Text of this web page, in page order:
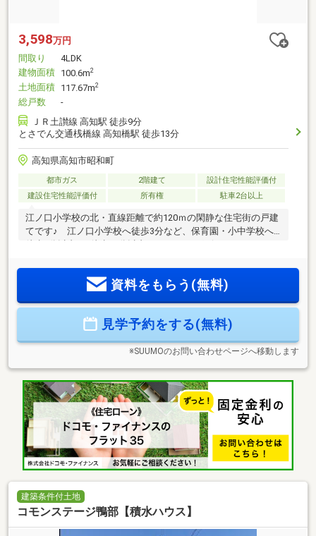
3,598万円
間取り
4LDK
建物面積 100.6m2
土地面積 117.67m2
総戸数
-
ＪＲ土讃線 高知駅 徒歩9分
とさでん交通桟橋線 高知橋駅 徒歩13分
高知県高知市昭和町
都市ガス 2階建て
設計住宅性能評価付
建設住宅性能評価付
所有権 駐車2台以上
江ノ口小学校の北・直線距離で約120ｍの閑静な住宅街の戸建
てです♪ 江ノ口小学校へ徒歩3分など、保育園・小中学校へ
徒歩7分以内♪ 徒歩10分以内にスーパーや銀行などがあり、
たり良好♪ 2台駐車可能です♪
資料をもらう(無料)
見学予約をする(無料)
※SUUMOのお問い合わせページへ移動します
建築条件付土地
コモンステージ鴨部【積水ハウス】